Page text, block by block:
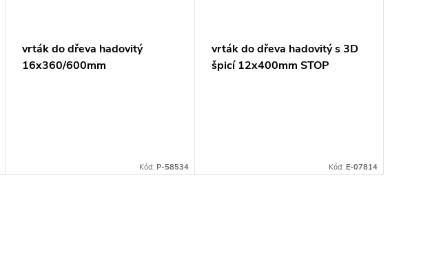
vrták do dřeva hadovitý
16x360/600mm
Kód: P-58534
vrták do dřeva hadovitý s 3D
špicí 12x400mm STOP
Kód: E-07814